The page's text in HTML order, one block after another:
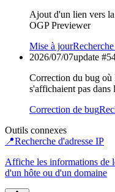
Ajout d'un lien vers
OGP Previewer
Mise à jour
2026/07/07update #
Correction du bug où
s'affichaient pas dans
Correction de bug
Outils connexes
📍Recherche d'adresse IP
Affiche les informations de
d'un hôte ou d'un domaine